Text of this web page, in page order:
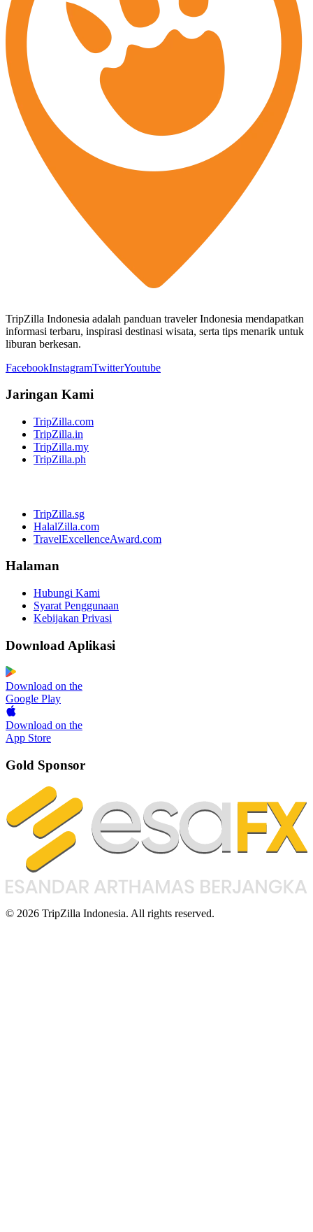
TripZilla Indonesia adalah panduan traveler Indonesia mendapatkan
informasi terbaru, inspirasi destinasi wisata, serta tips menarik untuk
liburan berkesan.
FacebookInstagramTwitterYoutube
Jaringan Kami
TripZilla.com
TripZilla.in
TripZilla.my
TripZilla.ph
TripZilla.sg
HalalZilla.com
TravelExcellenceAward.com
Halaman
Hubungi Kami
Syarat Penggunaan
Kebijakan Privasi
Download Aplikasi
Download on the
Google Play
Download on the
App Store
Gold Sponsor
© 2026 TripZilla Indonesia. All rights reserved.